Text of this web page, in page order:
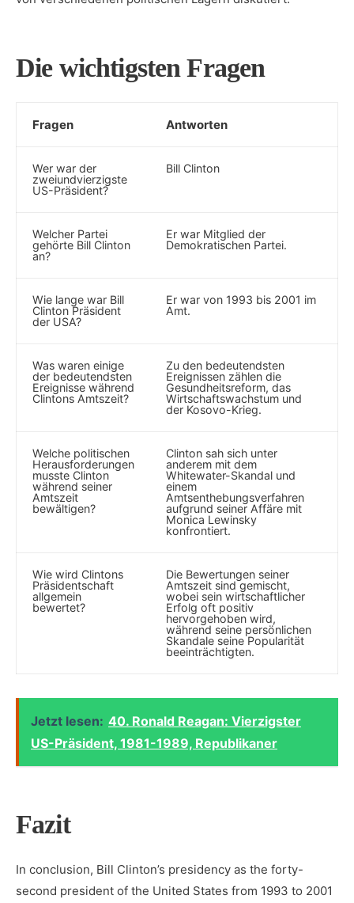
Die wichtigsten Fragen
Fragen Antworten
Wer war der ​
zweiundvierzigste
US-Präsident?
Bill Clinton
Welcher Partei
gehörte Bill Clinton
an?
Er war Mitglied der
Demokratischen ⁣Partei.
Wie lange war Bill‌
Clinton⁤ Präsident
⁣der USA?
Er ‌war von 1993 bis 2001⁣ im
Amt.
Was waren einige
der bedeutendsten
​Ereignisse während
Clintons Amtszeit?
Zu‌ den ​bedeutendsten
Ereignissen​ zählen die
‌Gesundheitsreform, das‌
Wirtschaftswachstum und
der Kosovo-Krieg.
Welche politischen
‌Herausforderungen
⁣musste‍ Clinton
während seiner
Amtszeit
bewältigen?
Clinton sah ⁢sich ⁤unter
anderem mit⁤ dem
Whitewater-Skandal und
einem
⁤Amtsenthebungsverfahren
⁣aufgrund ⁤seiner Affäre‌ mit
Monica Lewinsky
konfrontiert.
Wie wird ⁢Clintons
Präsidentschaft​
allgemein
bewertet?
Die Bewertungen seiner
Amtszeit ⁤sind ⁢gemischt,⁤
wobei sein wirtschaftlicher
Erfolg oft positiv
⁤hervorgehoben wird,
während seine persönlichen
Skandale seine Popularität⁤
beeinträchtigten.
Jetzt lesen: 40. Ronald Reagan: Vierzigster
US-Präsident, 1981-1989, Republikaner
Fazit
In conclusion, Bill Clinton’s presidency as‍ the forty-
second president ⁢of ‌the United States ⁣from 1993 to⁤ 2001